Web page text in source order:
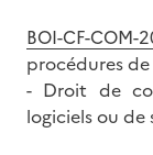
BOI-CF-COM-
procédures
- Droit de
logiciels ou de